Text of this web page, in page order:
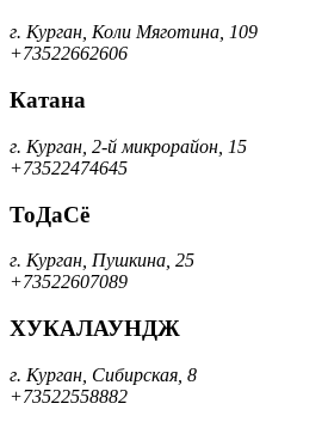
г. Курган, Коли Мяготина, 109
+73522662606
Катана
г. Курган, 2-й микрорайон, 15
+73522474645
ТоДаСё
г. Курган, Пушкина, 25
+73522607089
ХУКАЛАУНДЖ
г. Курган, Сибирская, 8
+73522558882